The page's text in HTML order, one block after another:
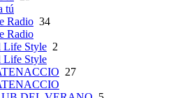
tú
Radio 34
Radio
Life Style 2
Life Style
27